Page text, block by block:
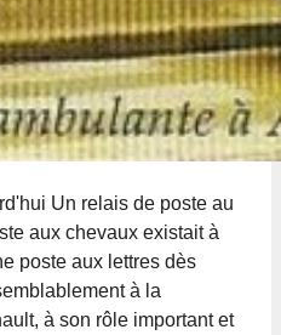
Un relais de poste au
aux chevaux existait à
poste aux lettres dès
à la
à son rôle important et